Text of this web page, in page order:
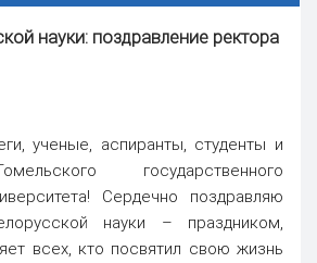
науки: поздравление ректора
ученые, аспиранты, студенты и
государственного
Сердечно поздравляю
науки – праздником,
всех, кто посвятил свою жизнь